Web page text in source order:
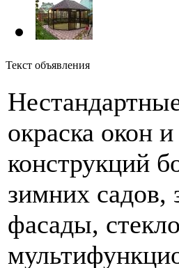
Текст объявления
окраска окон
конструкций
зимних садов,
фасады,